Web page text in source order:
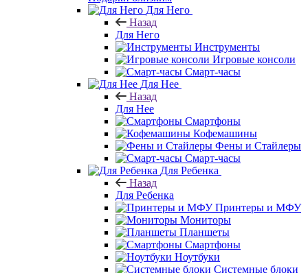
Для Него
Назад
Для Него
Инструменты
Игровые консоли
Смарт-часы
Для Нее
Назад
Для Нее
Смартфоны
Кофемашины
Фены и Стайлеры
Смарт-часы
Для Ребенка
Назад
Для Ребенка
Принтеры и МФУ
Мониторы
Планшеты
Смартфоны
Ноутбуки
Системные блоки